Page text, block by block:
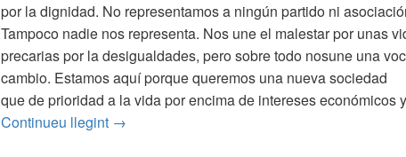
por la dignidad. No representamos a ningún partido ni
Tampoco nadie nos representa. Nos une el malestar por unas
precarias por la desigualdades, pero sobre todo nosune una
cambio. Estamos aquí porque queremos una nueva sociedad
que de prioridad a la vida por encima de intereses económicos y
Continueu llegint Acampada de BCN
→